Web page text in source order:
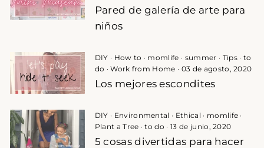
Pared de galería de arte para
niños
DIY · How to · momlife · summer · Tips· to
do ·Work from Home · 03 de agosto, 2020
Los mejores escondites
DIY · Environmental · Ethical · momlife ·
Plant a Tree ·to do ·13 de junio, 2020
5 cosas divertidas para hacer